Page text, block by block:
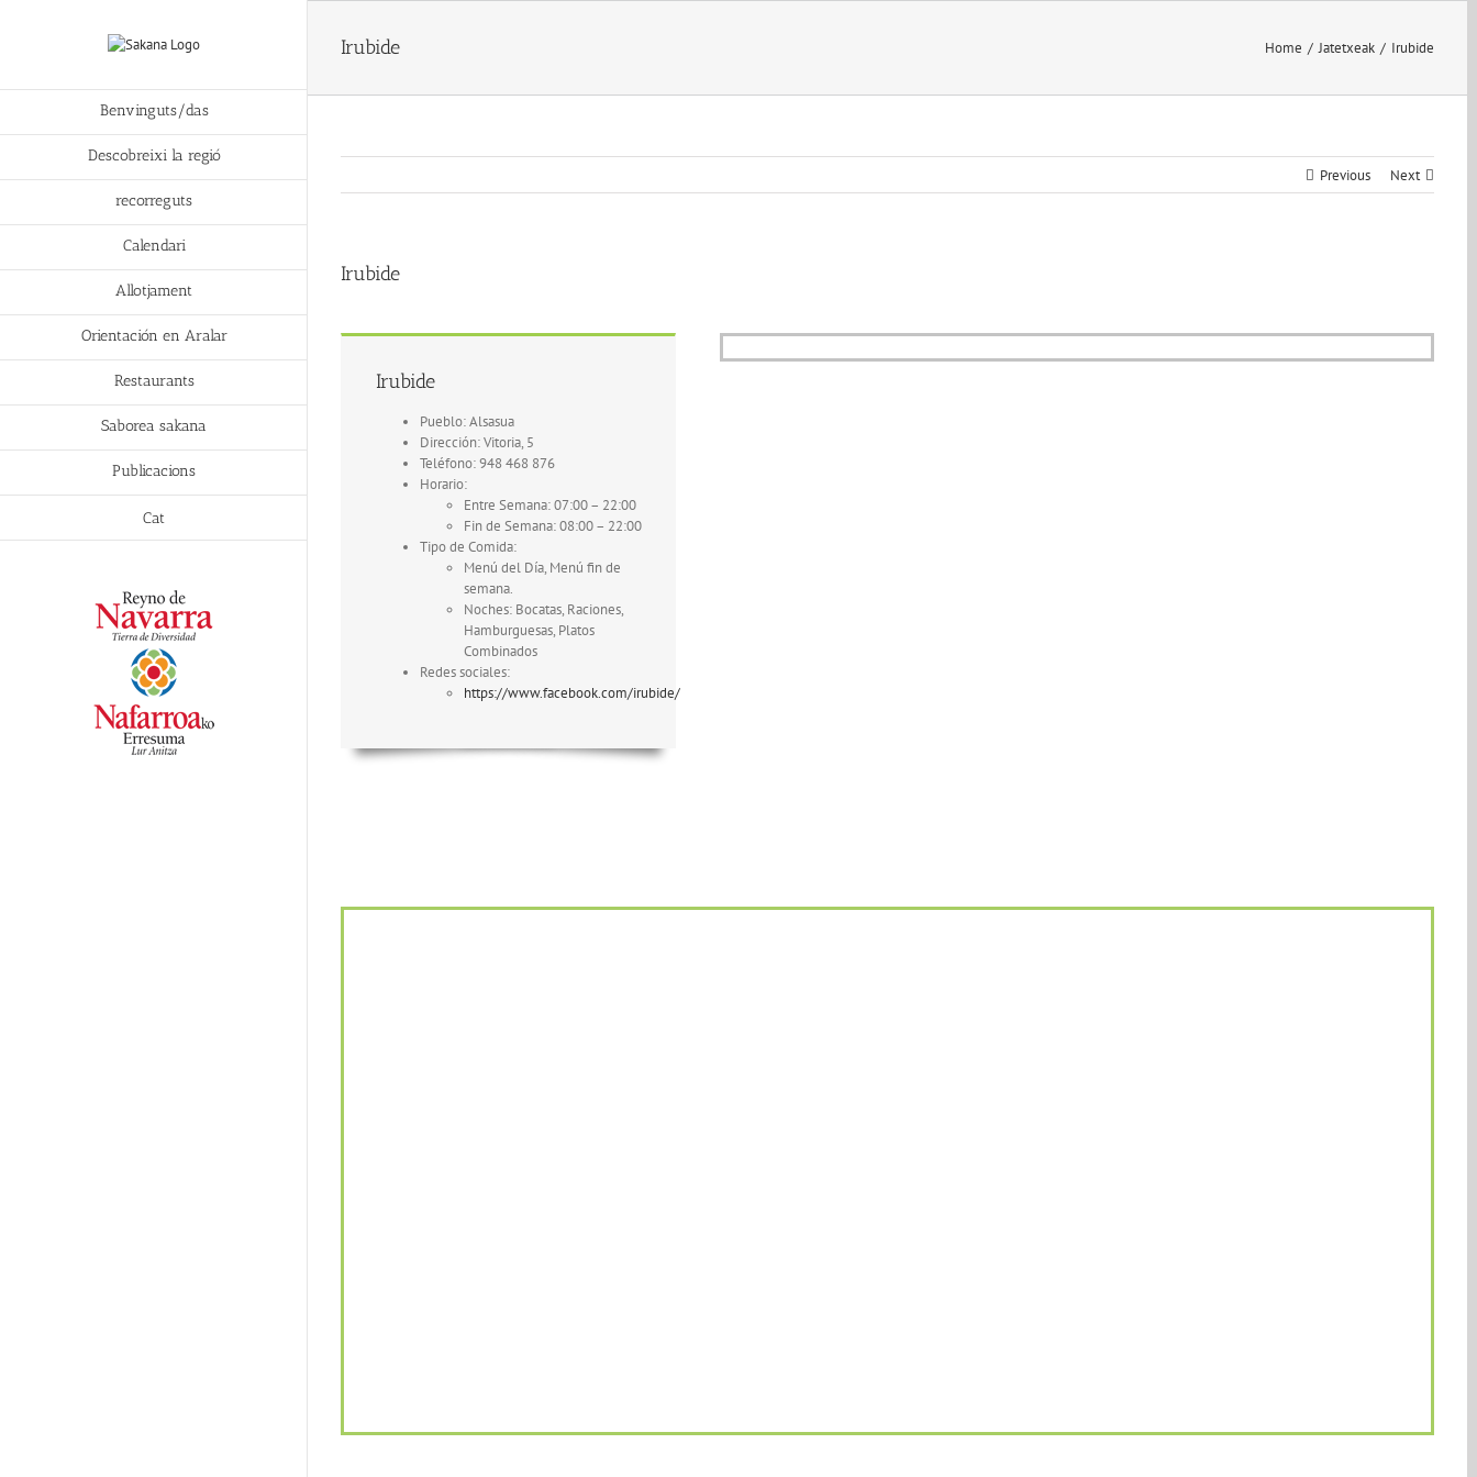
Benvinguts/das
Descobreixi la regió
recorreguts
Calendari
Allotjament
Orientación en Aralar
Restaurants
Saborea sakana
Publicacions
Cat
Irubide Home / Jatetxeak / Irubide
Previous Next
Irubide
Irubide
Pueblo: Alsasua
Dirección: Vitoria, 5
Teléfono: 948 468 876
Horario:
Entre Semana: 07:00 – 22:00
Fin de Semana: 08:00 – 22:00
Tipo de Comida:
Menú del Día, Menú fin de
semana.
Noches: Bocatas, Raciones,
Hamburguesas, Platos
Combinados
Redes sociales:
https://www.facebook.com/irubide/